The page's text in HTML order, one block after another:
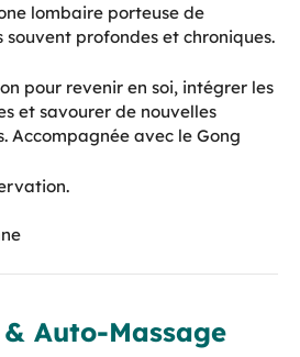
lombaire porteuse de
souvent profondes et chroniques.
pour revenir en soi, intégrer les
et savourer de nouvelles
Accompagnée avec le Gong
Auto-Massage